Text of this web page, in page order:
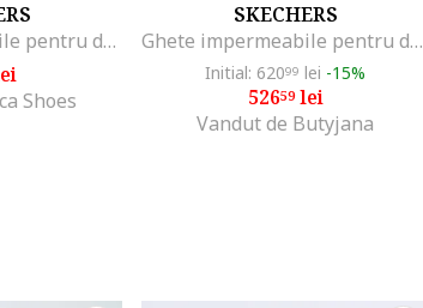
Ghete impermeabile pentru drumetii Dawson-Raveno
Shoes
SKECHERS
Ghete impermeabile pentru drumetii Dawson-Raveno
Initial: 62099 lei -15%
52659lei
Vandut de Butyjana